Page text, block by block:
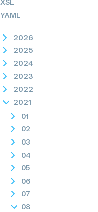
XSL
YAML
2026
2025
2024
2023
2022
2021
01
02
03
04
05
06
07
08